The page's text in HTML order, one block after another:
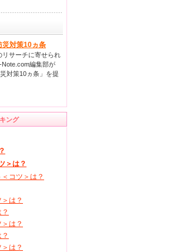
災対策10ヵ条
リサーチに寄せられ
編集部が
対策10ヵ条」を提
ング
＞は？
コツ＞は？
は？
は？
は？